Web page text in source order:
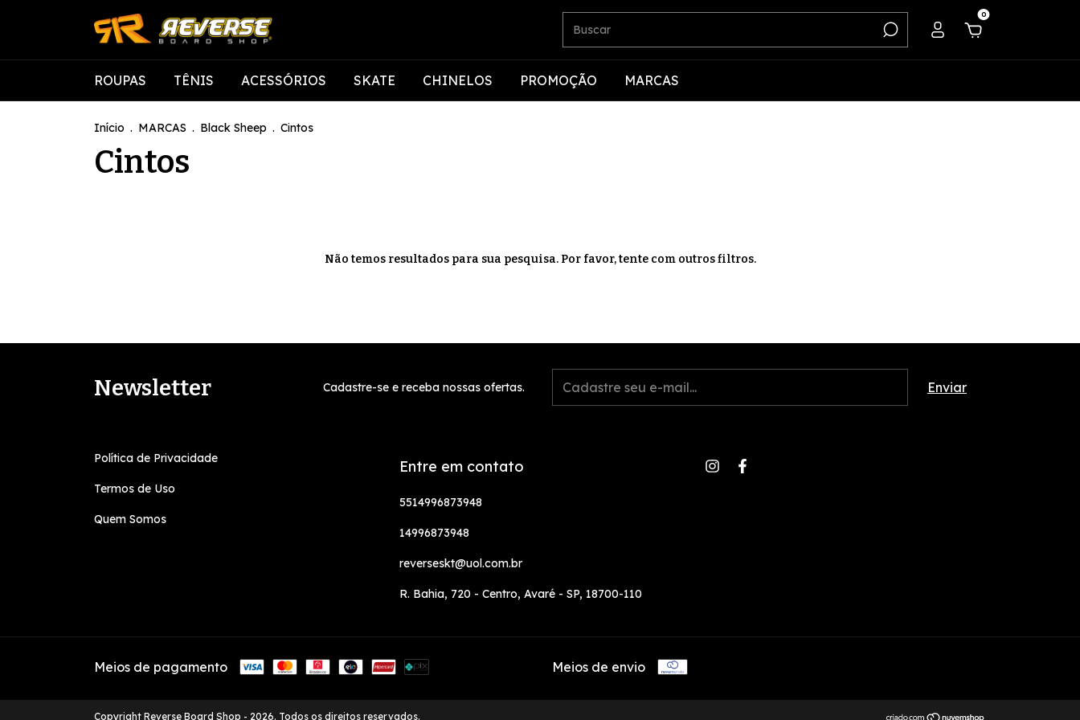
0
ROUPAS TÊNIS ACESSÓRIOS SKATE CHINELOS PROMOÇÃO MARCAS
Início . MARCAS . Black Sheep . Cintos
Cintos
Não temos resultados para sua pesquisa. Por favor, tente com outros filtros.
Newsletter Cadastre-se e receba nossas ofertas.
Política de Privacidade
Termos de Uso
Quem Somos
Entre em contato
5514996873948
14996873948
reverseskt@uol.com.br
R. Bahia, 720 - Centro, Avaré - SP, 18700-110
Meios de pagamento Meios de envio
Copyright Reverse Board Shop - 2026. Todos os direitos reservados.